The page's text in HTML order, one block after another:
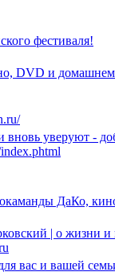
фестиваля!
DVD и домашнем
уверуют -
ДаКо,
| о жизни и
вас и вашей